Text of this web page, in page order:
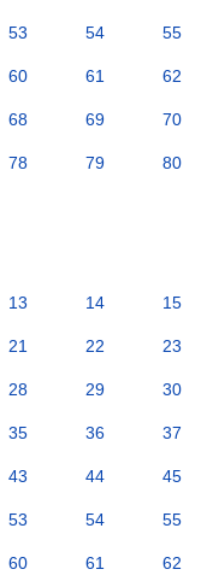
53 54 55
60 61 62
68 69 70
78 79 80
13 14 15
21 22 23
28 29 30
35 36 37
43 44 45
53 54 55
60 61 62